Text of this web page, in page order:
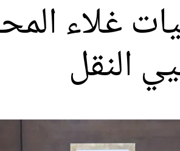
غلاء
النقل